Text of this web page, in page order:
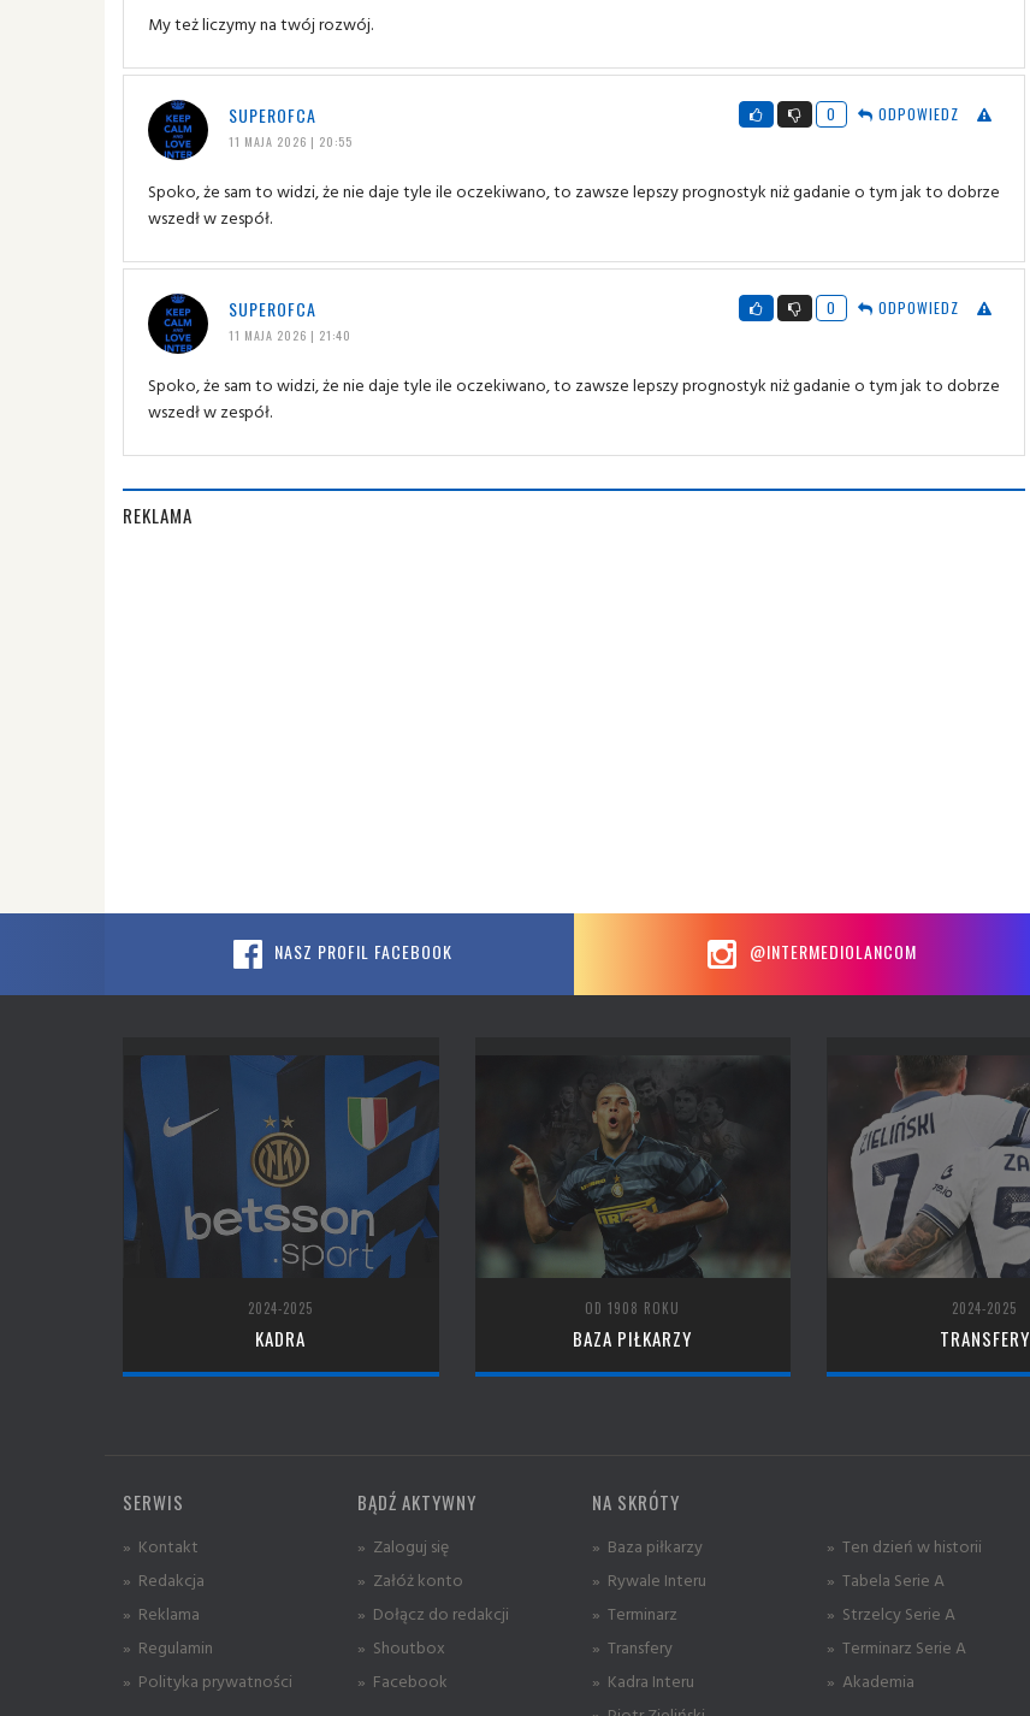
My też liczymy na twój rozwój.
SUPEROFCA
11 MAJA 2026 | 20:55
0 ODPOWIEDZ
Spoko, że sam to widzi, że nie daje tyle ile oczekiwano, to zawsze lepszy prognostyk niż gadanie o tym jak to dobrze
wszedł w zespół.
SUPEROFCA
11 MAJA 2026 | 21:40
0 ODPOWIEDZ
Spoko, że sam to widzi, że nie daje tyle ile oczekiwano, to zawsze lepszy prognostyk niż gadanie o tym jak to dobrze
wszedł w zespół.
REKLAMA
NASZ PROFIL FACEBOOK @INTERMEDIOLANCOM
2024-2025
KADRA
OD 1908 ROKU
BAZA PIŁKARZY
2024-2025
TRANSFERY
SERWIS
» Kontakt
» Redakcja
» Reklama
» Regulamin
» Polityka prywatności
BĄDŹ AKTYWNY
» Zaloguj się
» Załóż konto
» Dołącz do redakcji
» Shoutbox
» Facebook
NA SKRÓTY
» Baza piłkarzy
» Rywale Interu
» Terminarz
» Transfery
» Kadra Interu
» Ten dzień w historii
» Tabela Serie A
» Strzelcy Serie A
» Terminarz Serie A
» Akademia